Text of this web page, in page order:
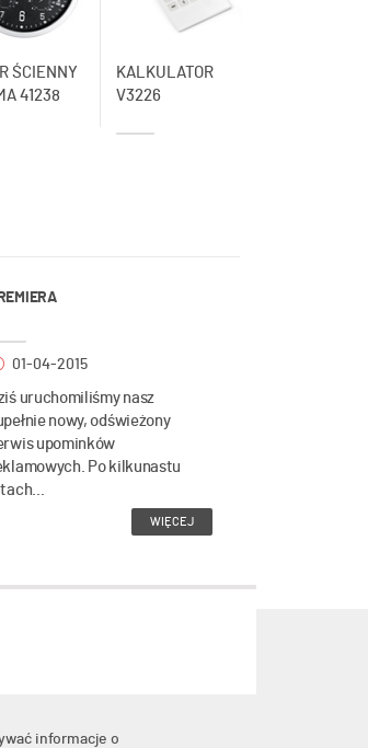
ŚCIENNY
41238
KALKULATOR
V3226
01-04-2015
uruchomiliśmy nasz
nowy, odświeżony
upominków
Po kilkunastu
WIĘCEJ
informacje o